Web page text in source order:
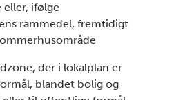
eller, ifølge
rammedel, fremtidigt
der i lokalplan er
blandet bolig og